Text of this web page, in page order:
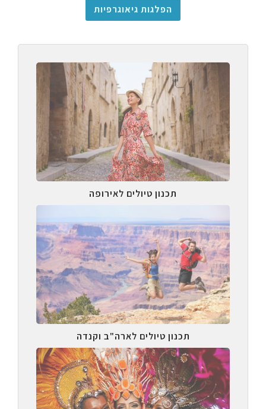
הפלגות גיאוגרפיות
תכנון טיולים לאירופה
תכנון טיולים לארה"ב וקנדה